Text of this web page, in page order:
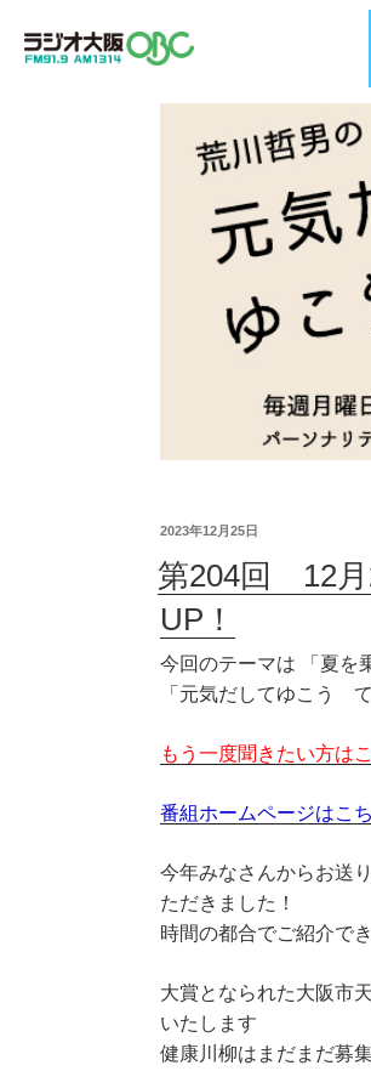
2023年12月25日
第204回 12月
UP！
今回のテーマは 「夏を
「元気だしてゆこう
もう一度聞きたい方は
番組ホームページはこち
今年みなさんからお送
ただきました！
時間の都合でご紹介で
大賞となられた大阪市
いたします
健康川柳はまだまだ募